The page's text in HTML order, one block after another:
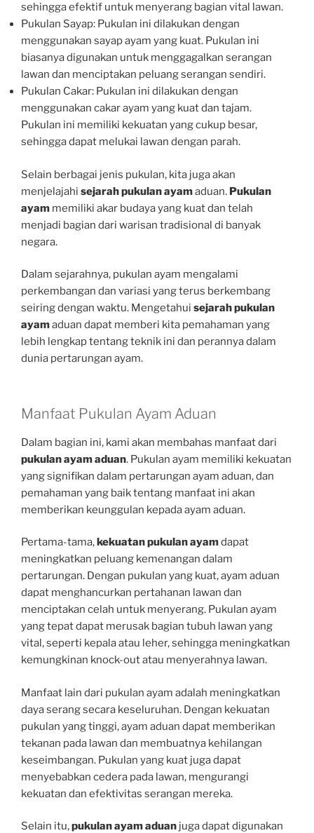
sehingga efektif untuk menyerang bagian vital lawan.
Pukulan Sayap: Pukulan ini dilakukan dengan
menggunakan sayap ayam yang kuat. Pukulan ini
biasanya digunakan untuk menggagalkan serangan
lawan dan menciptakan peluang serangan sendiri.
Pukulan Cakar: Pukulan ini dilakukan dengan
menggunakan cakar ayam yang kuat dan tajam.
Pukulan ini memiliki kekuatan yang cukup besar,
sehingga dapat melukai lawan dengan parah.
Selain berbagai jenis pukulan, kita juga akan
menjelajahi sejarah pukulan ayamaduan. Pukulan
ayam memiliki akar budaya yang kuat dan telah
menjadi bagian dari warisan tradisional di banyak
negara.
Dalam sejarahnya, pukulan ayam mengalami
perkembangan dan variasi yang terus berkembang
seiring dengan waktu. Mengetahui sejarah pukulan
ayamaduan dapat memberi kita pemahaman yang
lebih lengkap tentang teknik ini dan perannya dalam
dunia pertarungan ayam.
Manfaat Pukulan Ayam Aduan
Dalam bagian ini, kami akan membahas manfaat dari
pukulan ayam aduan. Pukulan ayam memiliki kekuatan
yang signifikan dalam pertarungan ayam aduan, dan
pemahaman yang baik tentang manfaat ini akan
memberikan keunggulan kepada ayam aduan.
Pertama-tama, kekuatan pukulan ayamdapat
meningkatkan peluang kemenangan dalam
pertarungan. Dengan pukulan yang kuat, ayam aduan
dapat menghancurkan pertahanan lawan dan
menciptakan celah untuk menyerang. Pukulan ayam
yang tepat dapat merusak bagian tubuh lawan yang
vital, seperti kepala atau leher, sehingga meningkatkan
kemungkinan knock-out atau menyerahnya lawan.
Manfaat lain dari pukulan ayam adalah meningkatkan
daya serang secara keseluruhan. Dengan kekuatan
pukulan yang tinggi, ayam aduan dapat memberikan
tekanan pada lawan dan membuatnya kehilangan
keseimbangan. Pukulan yang kuat juga dapat
menyebabkan cedera pada lawan, mengurangi
kekuatan dan efektivitas serangan mereka.
Selain itu,pukulan ayam aduan juga dapat digunakan